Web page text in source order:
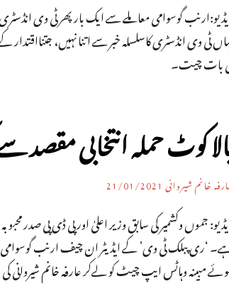
گوسوامی معاملے سے ایک بار پھر ٹی وی
ٹی وی انڈسٹری کاسلسلہ خبر سے اتنا نہیں،
بات چیت۔
کوٹ حملہ انتخابی مقصد
خانم شیروانی 21/01/2021
جموں وکشمیر کی سابق وزیر اعلیٰ اور پی ڈی پی صدر
‘ری پبلک ٹی وی’ کے ایڈیٹر ان چیف ارنب گوسوامی
مبینہ وہاٹس ایپ چیٹ کو لےکر عارفہ خانم